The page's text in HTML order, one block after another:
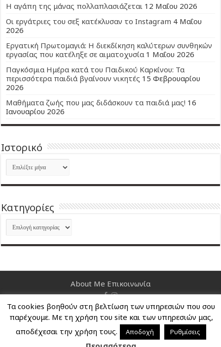
Η αγάπη της μάνας πολλαπλασιάζεται 12 Μαΐου 2026
Οι εργάτριες του σεξ κατέκλυσαν το Instagram 4 Μαΐου
2026
Εργατική Πρωτομαγιά: Η διεκδίκηση καλύτερων συνθηκών
εργασίας που κατέληξε σε αιματοχυσία 1 Μαΐου 2026
Παγκόσμια Ημέρα κατά του Παιδικού Καρκίνου: Τα
περισσότερα παιδιά βγαίνουν νικητές 15 Φεβρουαρίου
2026
Μαθήματα ζωής που μας διδάσκουν τα παιδιά μας! 16
Ιανουαρίου 2026
Ιστορικό
Ιστορικό
Kατηγορίες
Kατηγορίες
About Me Επικοινωνία
Nancy's Blog © Copyright 2026, All Rights Reserved
Τα cookies βοηθούν στη βελτίωση των υπηρεσιών που σου
παρέχουμε. Με τη χρήση του site και των υπηρεσιών μας,
αποδέχεσαι την χρήση τους.
Αποδοχή Ρυθμίσεις